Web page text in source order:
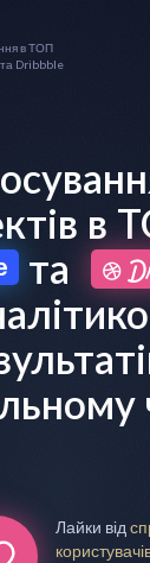
в ТОП
Dribbble
в
та
Лайки від